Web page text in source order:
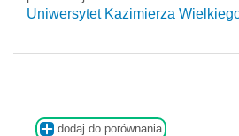
Uniwersytet Kazimierza
dodaj do porównania